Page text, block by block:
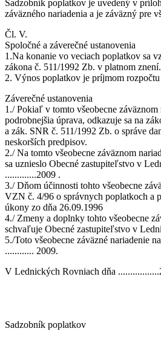
Sadzobník poplatkov je uvedený v
záväzného nariadenia a je záväzný pre
Čl. V.
Spoločné a záverečné ustanovenia
1.Na konanie vo veciach poplatkov sa
zákona č. 511/1992 Zb. v platnom znení.
2. Výnos poplatkov je príjmom rozpočtu
Záverečné ustanovenia
1./ Pokiaľ v tomto všeobecne záväznom
podrobnejšia úprava, odkazuje sa na
a zák. SNR č. 511/1992 Zb. o správe
neskorších predpisov.
2./ Na tomto všeobecne záväznom
sa uznieslo Obecné zastupiteľstvo v
.............2009 .
3./ Dňom účinnosti tohto všeobecne
VZN č. 4/96 o správnych poplatkoch a
úkony zo dňa 26.09.1996
4./ Zmeny a doplnky tohto všeobecne
schvaľuje Obecné zastupiteľstvo v
5./Toto všeobecne záväzné nariadenie
............ 2009.
V Lednických Rovniach dňa
Ing. Ľuboš
starosta
Sadzobník poplatkov